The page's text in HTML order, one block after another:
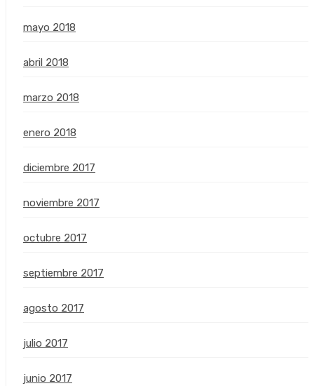
mayo 2018
abril 2018
marzo 2018
enero 2018
diciembre 2017
noviembre 2017
octubre 2017
septiembre 2017
agosto 2017
julio 2017
junio 2017